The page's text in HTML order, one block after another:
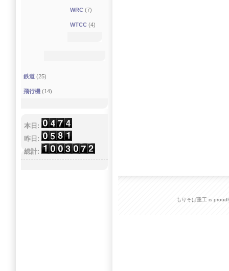
WRC (7)
WTCC (4)
鉄道 (25)
飛行機 (14)
本日:
昨日:
総計:
もりそば重工 is